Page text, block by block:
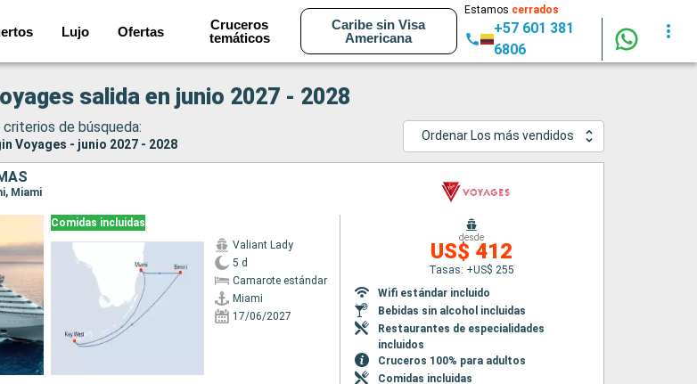
Lujo Ofertas
Cruceros
temáticos
Caribe sin Visa
Americana
Estamos cerrados
+57 601 381
6806
salida en junio 2027 - 2028
criterios de búsqueda:
Voyages - junio 2027 - 2028
Ordenar Los más vendidos
Miami
Comidas incluidas
Valiant Lady
5 d
Camarote estándar
Miami
17/06/2027
desde
US$ 412
Tasas: +US$ 255
Wifi estándar incluido
Bebidas sin alcohol incluidas
Restaurantes de especialidades
incluidos
Cruceros 100% para adultos
Comidas incluidas